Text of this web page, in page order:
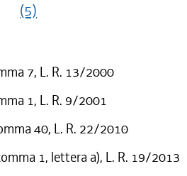
(5)
7, L. R. 13/2000
1, L. R. 9/2001
40, L. R. 22/2010
1, lettera a), L. R. 19/2013